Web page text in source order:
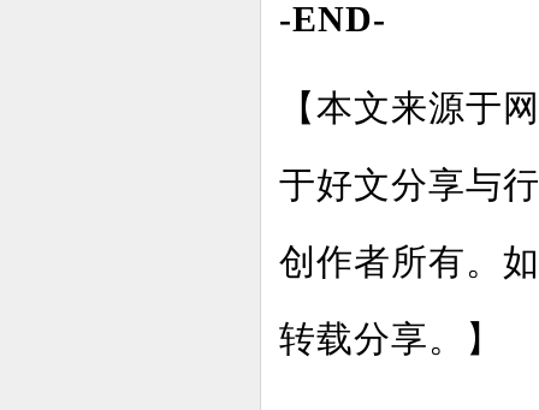
-END-
【本文来源于
于好文分享与
创作者所有。
转载分享。】